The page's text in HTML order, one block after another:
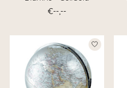
€--,--